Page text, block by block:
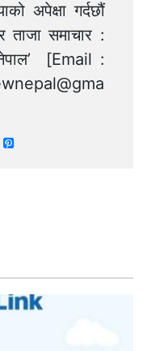
अपेक्षा गर्दछौं
ताजा समाचार :
[Email :